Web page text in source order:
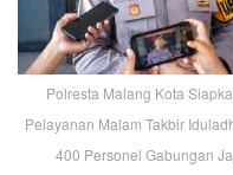
Polresta Malang Kota
Pelayanan Malam Takbir
400 Personel Gabungan